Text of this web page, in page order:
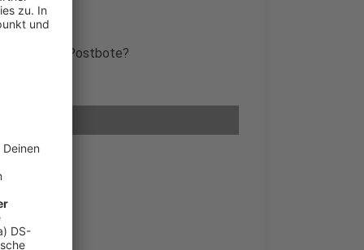
doch der Postbote?